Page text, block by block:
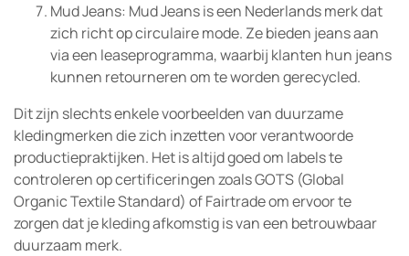
Mud Jeans: Mud Jeans is een Nederlands merk dat
zich richt op circulaire mode. Ze bieden jeans aan
via een leaseprogramma, waarbij klanten hun jeans
kunnen retourneren om te worden gerecycled.
Dit zijn slechts enkele voorbeelden van duurzame
kledingmerken die zich inzetten voor verantwoorde
productiepraktijken. Het is altijd goed om labels te
controleren op certificeringen zoals GOTS (Global
Organic Textile Standard) of Fairtrade om ervoor te
zorgen dat je kleding afkomstig is van een betrouwbaar
duurzaam merk.